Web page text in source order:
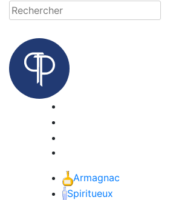
Rechercher
Armagnac
Spiritueux
Whisky
Rhum
Armagnac
Spiritueux
Craft Spirit